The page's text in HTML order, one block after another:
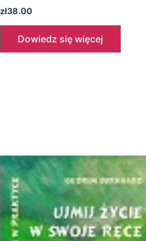
zł38.00
Dowiedz się więcej